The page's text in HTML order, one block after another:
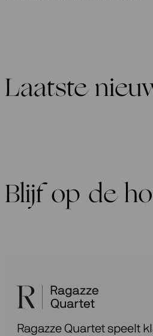
Laatste
Blijf op de
Ragazze Quartet speelt